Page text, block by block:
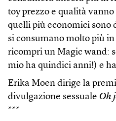
toy prezzo e qualità
quelli più economici sono
si consumano molto più
ricompri un Magic wand:
mio ha quindici anni!) e
Erika Moen dirige la
divulgazione sessuale Oh
***